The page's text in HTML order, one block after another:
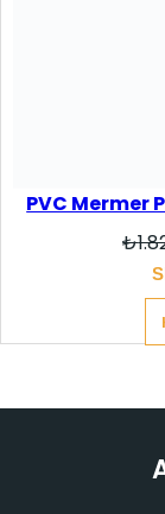
PVC Mermer
₺